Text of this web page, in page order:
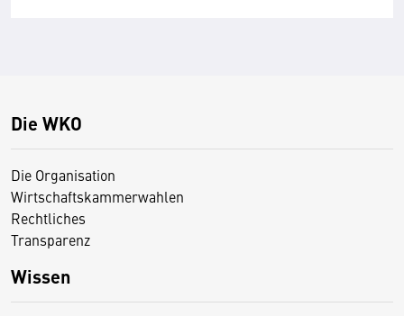
Die WKO
Die Organisation
Wirtschaftskammerwahlen
Rechtliches
Transparenz
Wissen